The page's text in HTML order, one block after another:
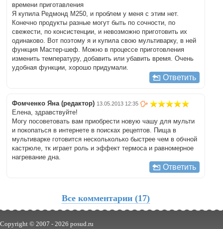
времени приготавления
Я купила Редмонд М250, и проблем у меня с этим нет.
Конечно продукты разные могут быть по сочности, по
свежести, по консистенции, и невозможно приготовить их
одинаково. Вот поэтому я и купила свою мультиварку, в ней
функция Мастер-шеф. Можно в процессе приготовления
изменить температуру, добавить или убавить время. Очень
удобная функции, хорошо придумали.
Ответить
Фомченко Яна (редактор) 13.05.2013 12:35
Елена, здравствуйте!
Могу посоветовать вам приобрести новую чашу для мульти
и покопаться в интернете в поисках рецептов. Пища в
мультиварке готовится нескольколько быстрее чем в обчной
кастрюле, тк играет роль и эффект термоса и равномерное
нагревание дна.
Ответить
Все комментарии (17)
Copyright © 2007 - 2026 posud.ru